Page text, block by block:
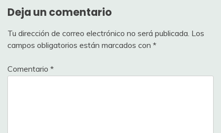
Deja un comentario
Tu dirección de correo electrónico no será publicada. Los
campos obligatorios están marcados con *
Comentario *